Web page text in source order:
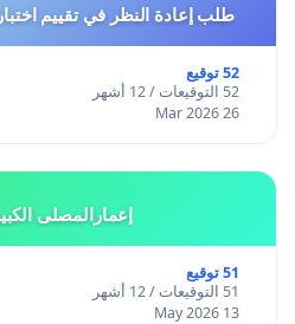
طلب إعادة النظر في تقييم اختبار MAT240 ومنح Bonus
52 توقيع
52 التوقيعات / 12 أشهر
26 Mar 2026
إعمارالمصلى
51 توقيع
51 التوقيعات / 12 أشهر
13 May 2026